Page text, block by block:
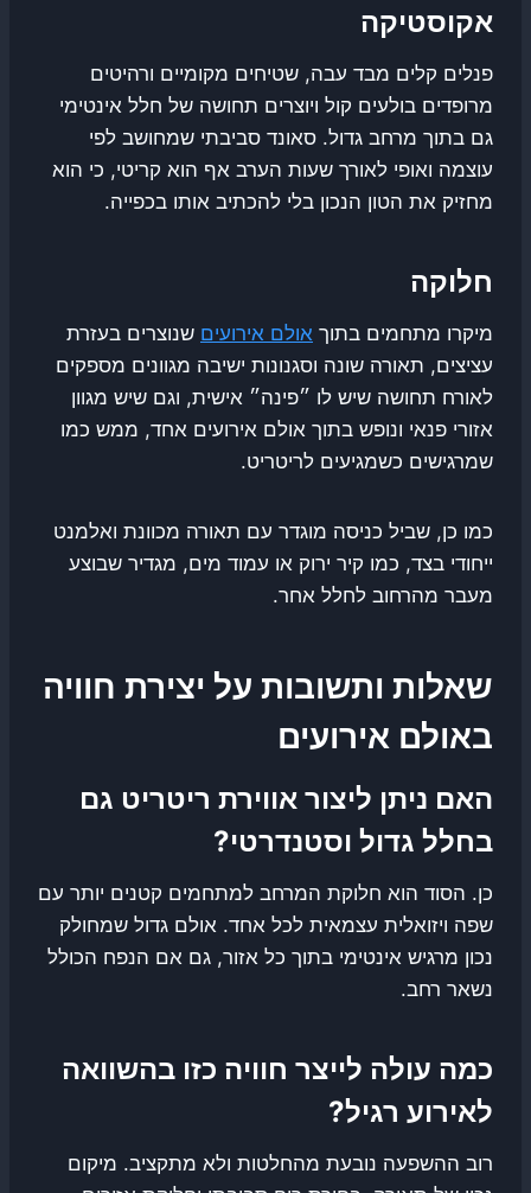
אקוסטיקה
פנלים קלים מבד עבה, שטיחים מקומיים ורהיטים
מרופדים בולעים קול ויוצרים תחושה של חלל אינטימי
גם בתוך מרחב גדול. סאונד סביבתי שמחושב לפי
עוצמה ואופי לאורך שעות הערב אף הוא קריטי, כי הוא
מחזיק את הטון הנכון בלי להכתיב אותו בכפייה.
חלוקה
מיקרו מתחמים בתוך אולם אירועים שנוצרים בעזרת
עציצים, תאורה שונה וסגנונות ישיבה מגוונים מספקים
לאורח תחושה שיש לו ״פינה״ אישית, וגם שיש מגוון
אזורי פנאי ונופש בתוך אולם אירועים אחד, ממש כמו
שמרגישים כשמגיעים לריטריט.
כמו כן, שביל כניסה מוגדר עם תאורה מכוונת ואלמנט
ייחודי בצד, כמו קיר ירוק או עמוד מים, מגדיר שבוצע
מעבר מהרחוב לחלל אחר.
שאלות ותשובות על יצירת חוויה
באולם אירועים
האם ניתן ליצור אווירת ריטריט גם
בחלל גדול וסטנדרטי?
כן. הסוד הוא חלוקת המרחב למתחמים קטנים יותר עם
שפה ויזואלית עצמאית לכל אחד. אולם גדול שמחולק
נכון מרגיש אינטימי בתוך כל אזור, גם אם הנפח הכולל
נשאר רחב.
כמה עולה לייצר חוויה כזו בהשוואה
לאירוע רגיל?
רוב ההשפעה נובעת מהחלטות ולא מתקציב. מיקום